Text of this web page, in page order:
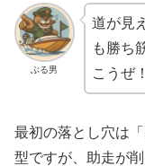
ぶる男
道が見
も勝ち
こうぜ！
最初の落とし穴は
型ですが、助走が